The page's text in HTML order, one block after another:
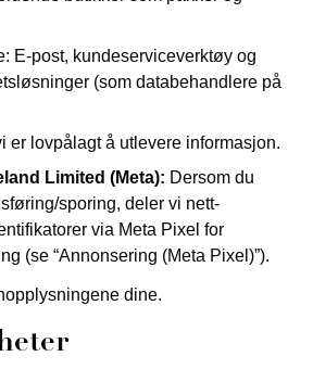
E‑post, kundeserviceverktøy og
(som databehandlere på
er lovpålagt å utlevere informasjon.
Limited (Meta): Dersom du
sporing, deler vi nett-
via Meta Pixel for
(se “Annonsering (Meta Pixel)”).
dine.